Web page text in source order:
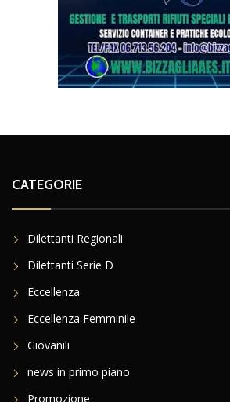
CATEGORIE
Dilettanti Regionali
Dilettanti Serie D
Eccellenza
Eccellenza Femminile
Giovanili
news in primo piano
Promozione